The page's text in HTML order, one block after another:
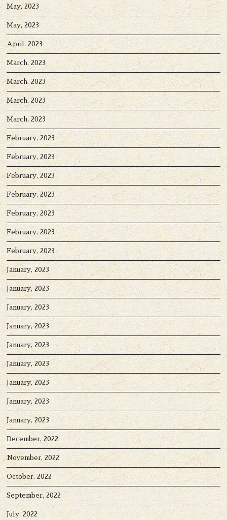
May, 2023
May, 2023
April, 2023
March, 2023
March, 2023
March, 2023
March, 2023
February, 2023
February, 2023
February, 2023
February, 2023
February, 2023
February, 2023
February, 2023
January, 2023
January, 2023
January, 2023
January, 2023
January, 2023
January, 2023
January, 2023
January, 2023
January, 2023
December, 2022
November, 2022
October, 2022
September, 2022
July, 2022